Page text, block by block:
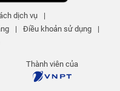
dịch vụ
|
| Điều khoản sử dụng
|
Thành viên của